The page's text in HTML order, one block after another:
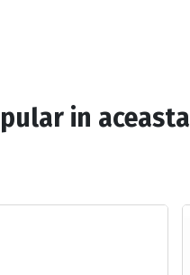
in aceasta